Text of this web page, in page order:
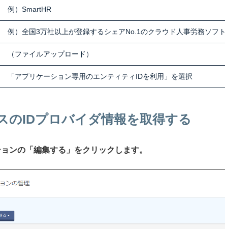
例）SmartHR
例）全国3万社以上が登録するシェアNo.1のクラウド人事労務ソフト
（ファイルアップロード）
「アプリケーション専用のエンティティIDを利用」を選択
のIDプロバイダ情報を取得する
ンの「編集する」をクリックします。